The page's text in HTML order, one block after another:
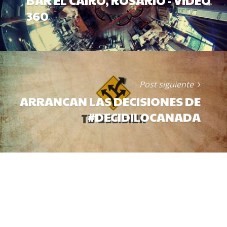
360
Post siguiente
ARRANCAN LAS DECISIONES DE
#DECIDILOCANADA